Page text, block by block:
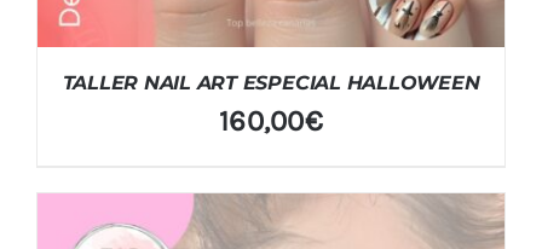
TALLER NAIL ART ESPECIAL HALLOWEEN
160,00€